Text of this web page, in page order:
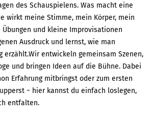
des Schauspielens. Was macht eine
wirkt meine Stimme, mein Körper, mein
Übungen und kleine Improvisationen
Ausdruck und lernst, wie man
erzählt.Wir entwickeln gemeinsam Szenen,
und bringen Ideen auf die Bühne. Dabei
Erfahrung mitbringst oder zum ersten
− hier kannst du einfach loslegen,
entfalten.